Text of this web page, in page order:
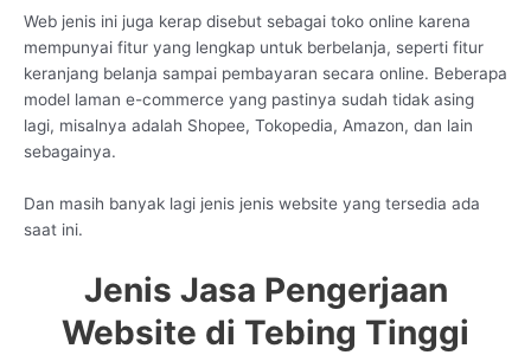
Web jenis ini juga kerap disebut sebagai toko online karena
mempunyai fitur yang lengkap untuk berbelanja, seperti fitur
keranjang belanja sampai pembayaran secara online. Beberapa
model laman e-commerce yang pastinya sudah tidak asing
lagi, misalnya adalah Shopee, Tokopedia, Amazon, dan lain
sebagainya.
Dan masih banyak lagi jenis jenis website yang tersedia ada
saat ini.
Jenis Jasa Pengerjaan
Website di Tebing Tinggi